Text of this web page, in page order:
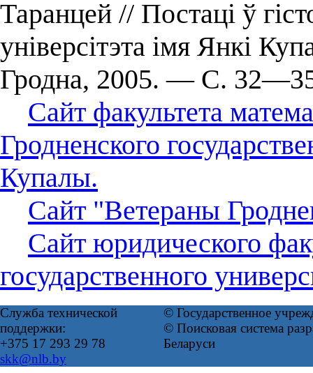
Таранцей // Постаці ў
універсітэта імя Янкі
Гродна, 2005. — С.
Сайт факультета
Гродненского
Купалы.
Сайт "Ветераны
Сайт юридического
государственного
Служба технической
поддержки:
+375 17 293 29 78
skk@nlb.by
© Государственное
© Поисковая система
Беларуси